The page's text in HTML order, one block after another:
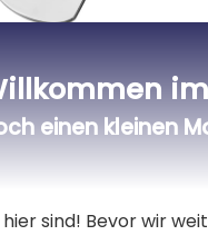
Platte
15,21 €
einen kleinen
hier sind! Bevor wir